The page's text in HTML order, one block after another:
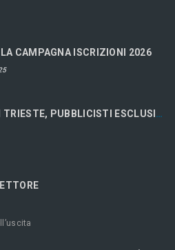
LA CAMPAGNA ISCRIZIONI 2026
COMUNE DI TRIESTE, PUBBLICISTI ESCLUSI DAL CONCORSO